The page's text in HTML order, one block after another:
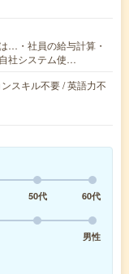
…・社員の給与計算・
社システム使…
スキル不要 / 英語力不
50代
60代
男性